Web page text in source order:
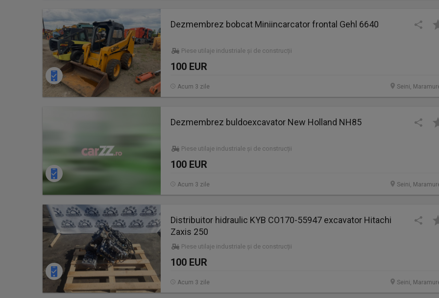
Dezmembrez bobcat Miniincarcator frontal Gehl 6640
Piese utilaje industriale și de construcții
100 EUR
Seini,
Acum 3 zile
Dezmembrez buldoexcavator New Holland NH85
Piese utilaje industriale și de construcții
100 EUR
Seini,
Acum 3 zile
Distribuitor hidraulic KYB CO170-55947 excavator Hitachi
Zaxis 250
Piese utilaje industriale și de construcții
100 EUR
Seini,
Acum 3 zile